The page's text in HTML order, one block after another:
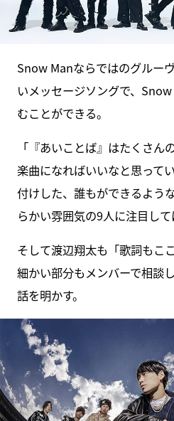
Snow Manならではのグルー
いメッセージソングで、
むことができる。
「『あいことば』はたくさん
楽曲になればいいなと思って
付けした、誰もができるよう
らかい雰囲気の9人に注目して
そして渡辺翔太も「歌詞もこ
細かい部分もメンバーで相談
話を明かす。